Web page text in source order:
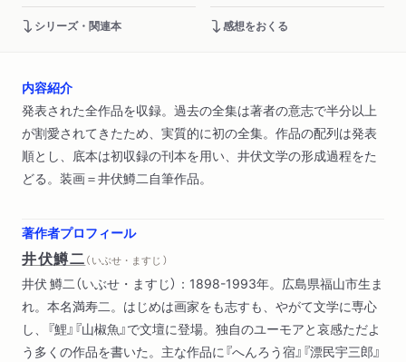
シリーズ・関連本 感想をおくる
内容紹介
発表された全作品を収録。過去の全集は著者の意志で半分以上
が割愛されてきたため、実質的に初の全集。作品の配列は発表
順とし、底本は初収録の刊本を用い、井伏文学の形成過程をた
どる。装画＝井伏鱒二自筆作品。
著作者プロフィール
井伏鱒二（ いぶせ・ますじ ）
井伏 鱒二（いぶせ・ますじ）：1898-1993年。広島県福山市生ま
れ。本名満寿二。はじめは画家をも志すも、やがて文学に専心
し、『鯉』『山椒魚』で文壇に登場。独自のユーモアと哀感ただよ
う多くの作品を書いた。主な作品に『へんろう宿』『漂民宇三郎』